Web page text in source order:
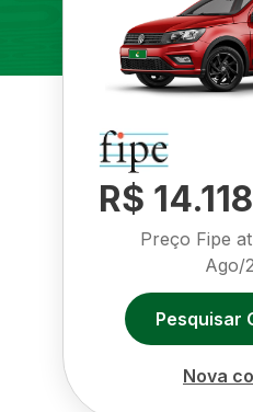
R$ 14.118
Preço Fipe
Ago/
Pesquisar
Nova